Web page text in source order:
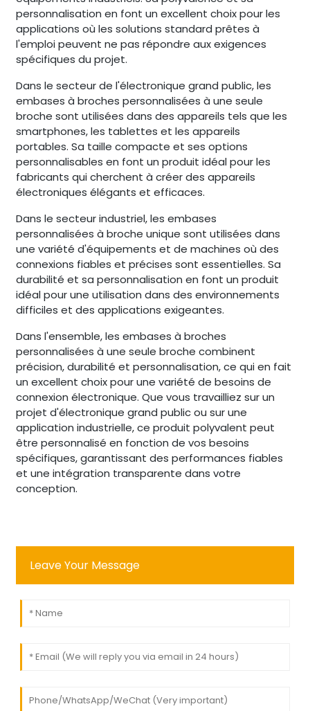
personnalisation en font un excellent choix pour les
applications où les solutions standard prêtes à
l'emploi peuvent ne pas répondre aux exigences
spécifiques du projet.
Dans le secteur de l'électronique grand public, les
embases à broches personnalisées à une seule
broche sont utilisées dans des appareils tels que les
smartphones, les tablettes et les appareils
portables. Sa taille compacte et ses options
personnalisables en font un produit idéal pour les
fabricants qui cherchent à créer des appareils
électroniques élégants et efficaces.
Dans le secteur industriel, les embases
personnalisées à broche unique sont utilisées dans
une variété d'équipements et de machines où des
connexions fiables et précises sont essentielles. Sa
durabilité et sa personnalisation en font un produit
idéal pour une utilisation dans des environnements
difficiles et des applications exigeantes.
Dans l'ensemble, les embases à broches
personnalisées à une seule broche combinent
précision, durabilité et personnalisation, ce qui en fait
un excellent choix pour une variété de besoins de
connexion électronique. Que vous travailliez sur un
projet d'électronique grand public ou sur une
application industrielle, ce produit polyvalent peut
être personnalisé en fonction de vos besoins
spécifiques, garantissant des performances fiables
et une intégration transparente dans votre
conception.
Leave Your Message